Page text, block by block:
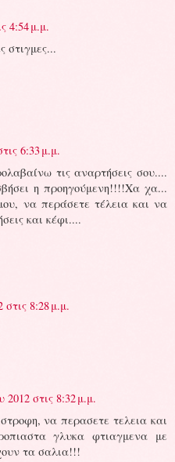
4:54 μ.μ.
στιγμες...
6:33 μ.μ.
τις αναρτήσεις σου....
η προηγούμενη!!!!Χα χα...
να περάσετε τέλεια και να
και κέφι....
στις 8:28 μ.μ.
2012 στις 8:32 μ.μ.
να περασετε τελεια και
γλυκα φτιαγμενα με
τα σαλια!!!